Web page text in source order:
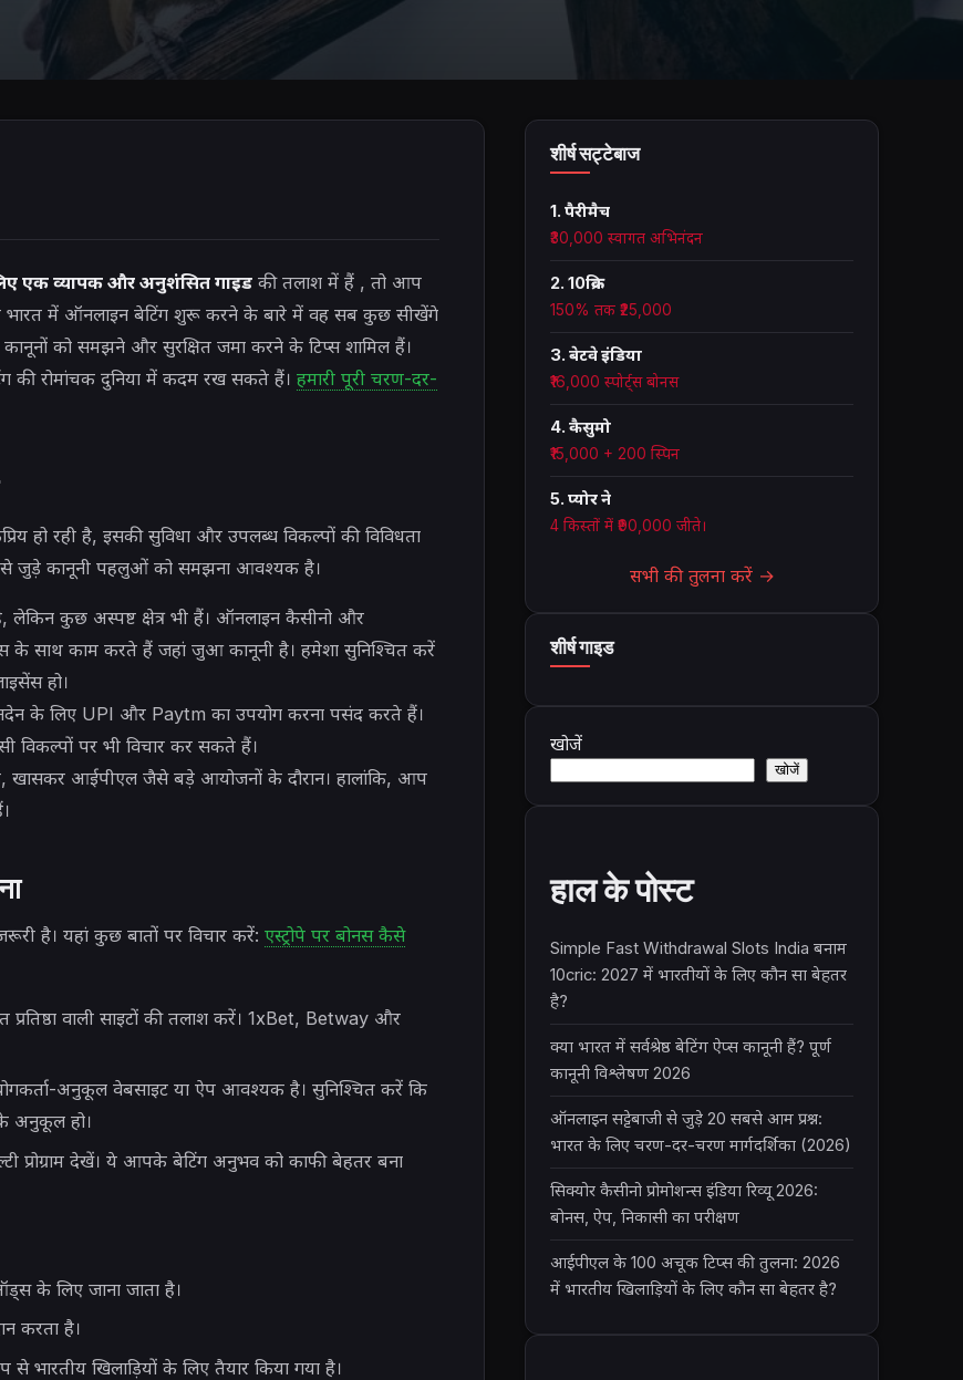
एक व्यापक और अनुशंसित गाइड की तलाश में हैं , तो आप
में ऑनलाइन बेटिंग शुरू करने के बारे में वह सब कुछ सीखेंगे
को समझने और सुरक्षित जमा करने के टिप्स शामिल हैं।
की रोमांचक दुनिया में कदम रख सकते हैं। हमारी पूरी चरण-दर-
हो रही है, इसकी सुविधा और उपलब्ध विकल्पों की विविधता
से जुड़े कानूनी पहलुओं को समझना आवश्यक है।
लेकिन कुछ अस्पष्ट क्षेत्र भी हैं। ऑनलाइन कैसीनो और
के साथ काम करते हैं जहां जुआ कानूनी है। हमेशा सुनिश्चित करें
हो।
के लिए UPI और Paytm का उपयोग करना पसंद करते हैं।
विकल्पों पर भी विचार कर सकते हैं।
खासकर आईपीएल जैसे बड़े आयोजनों के दौरान। हालांकि, आप
है। यहां कुछ बातों पर विचार करें: एस्ट्रोपे पर बोनस कैसे
वाली साइटों की तलाश करें। 1xBet, Betway और
अनुकूल वेबसाइट या ऐप आवश्यक है। सुनिश्चित करें कि
अनुकूल हो।
देखें। ये आपके बेटिंग अनुभव को काफी बेहतर बना
के लिए जाना जाता है।
करता है।
भारतीय खिलाड़ियों के लिए तैयार किया गया है।
शीर्ष सट्टेबाज
1. पैरीमैच
₹30,000 स्वागत अभिनंदन
2. 10क्रिक
150% तक ₹25,000
3. बेटवे इंडिया
₹16,000 स्पोर्ट्स बोनस
4. कैसुमो
₹15,000 + 200 स्पिन
5. प्योर ने
4 किस्तों में ₹90,000 जीते।
सभी की तुलना करें →
शीर्ष गाइड
खोजें
खोजें
हाल के पोस्ट
Simple Fast Withdrawal Slots India बनाम
10cric: 2027 में भारतीयों के लिए कौन सा बेहतर
है?
क्या भारत में सर्वश्रेष्ठ बेटिंग ऐप्स कानूनी हैं? पूर्ण
कानूनी विश्लेषण 2026
ऑनलाइन सट्टेबाजी से जुड़े 20 सबसे आम प्रश्न:
भारत के लिए चरण-दर-चरण मार्गदर्शिका (2026)
सिक्योर कैसीनो प्रोमोशन्स इंडिया रिव्यू 2026:
बोनस, ऐप, निकासी का परीक्षण
आईपीएल के 100 अचूक टिप्स की तुलना: 2026
में भारतीय खिलाड़ियों के लिए कौन सा बेहतर है?